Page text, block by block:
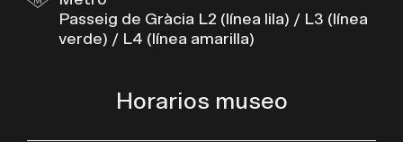
Passeig de Gràcia L2 (línea lila) / L3 (línea
verde) / L4 (línea amarilla)
Horarios museo